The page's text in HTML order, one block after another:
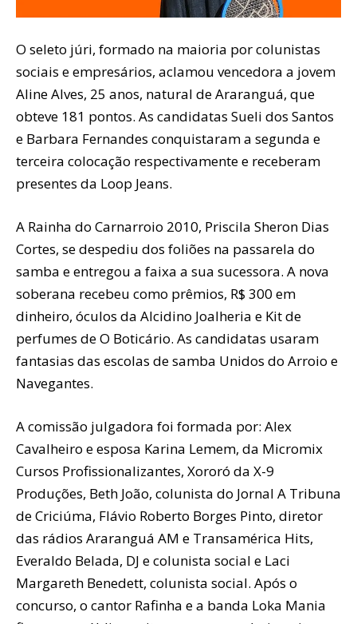
O seleto júri, formado na maioria por colunistas
sociais e empresários, aclamou vencedora a jovem
Aline Alves, 25 anos, natural de Araranguá, que
obteve 181 pontos. As candidatas Sueli dos Santos
e Barbara Fernandes conquistaram a segunda e
terceira colocação respectivamente e receberam
presentes da Loop Jeans.
A Rainha do Carnarroio 2010, Priscila Sheron Dias
Cortes, se despediu dos foliões na passarela do
samba e entregou a faixa a sua sucessora. A nova
soberana recebeu como prêmios, R$ 300 em
dinheiro, óculos da Alcidino Joalheria e Kit de
perfumes de O Boticário. As candidatas usaram
fantasias das escolas de samba Unidos do Arroio e
Navegantes.
A comissão julgadora foi formada por: Alex
Cavalheiro e esposa Karina Lemem, da Micromix
Cursos Profissionalizantes, Xororó da X-9
Produções, Beth João, colunista do Jornal A Tribuna
de Criciúma, Flávio Roberto Borges Pinto, diretor
das rádios Araranguá AM e Transamérica Hits,
Everaldo Belada, DJ e colunista social e Laci
Margareth Benedett, colunista social. Após o
concurso, o cantor Rafinha e a banda Loka Mania